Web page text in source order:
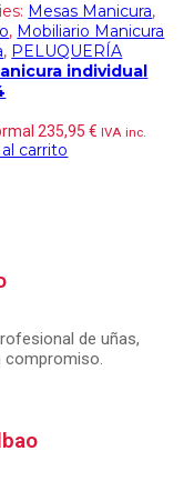
Mesas Manicura,
, Mobiliario Manicura
, PELUQUERÍA
individual
235,95€ IVA inc.
carrito
de uñas,
compromiso.